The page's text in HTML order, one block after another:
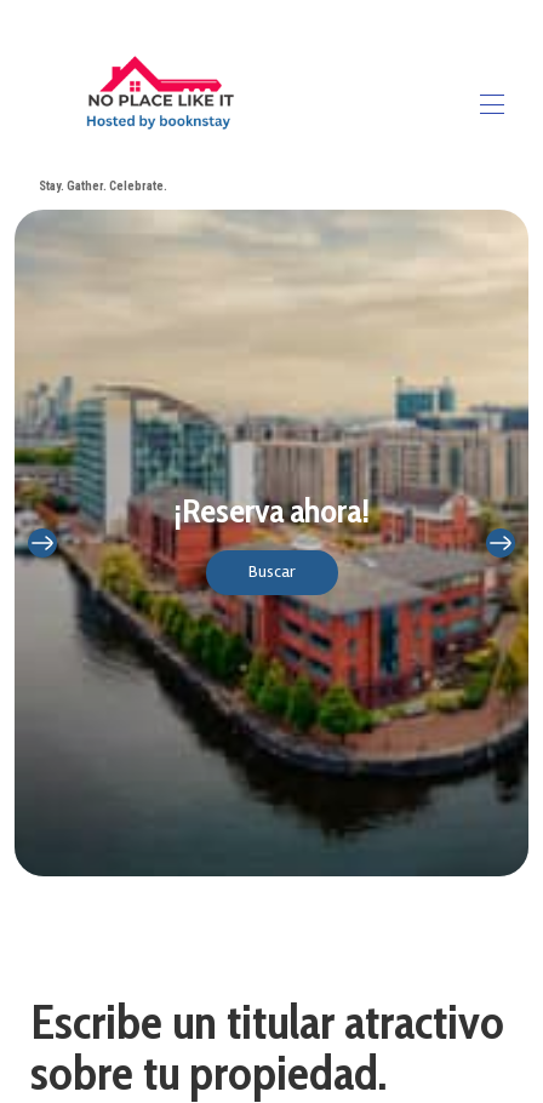
Stay. Gather. Celebrate.
¡Reserva ahora!
Buscar
Escribe un titular atractivo
sobre tu propiedad.